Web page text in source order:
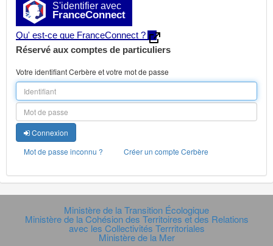
S'identifier avec
FranceConnect
Qu' est-ce que FranceConnect ?
Réservé aux comptes de particuliers
Votre identifiant Cerbère et votre mot de passe
Connexion
Mot de passe inconnu ?
Créer un compte Cerbère
Ministère de la Transition Écologique
Ministère de la Cohésion des Territoires et des Relations
avec les Collectivités Terrritoriales
Ministère de la Mer